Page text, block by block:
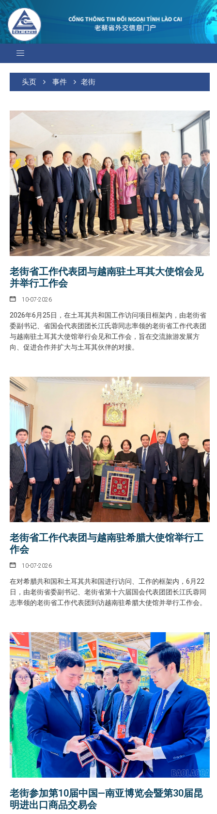
头页 事件 老街
老街省工作代表团与越南驻土耳其大使馆会见
并举行工作会
10-07-2026
2026年6月25日，在土耳其共和国工作访问项目框架内，由老街省
委副书记、省国会代表团团长江氏蓉同志率领的老街省工作代表团
与越南驻土耳其大使馆举行会见和工作会，旨在交流旅游发展方
向、促进合作并扩大与土耳其伙伴的对接。
老街省工作代表团与越南驻希腊大使馆举行工
作会
10-07-2026
在对希腊共和国和土耳其共和国进行访问、工作的框架内，6月22
日，由老街省委副书记、老街省第十六届国会代表团团长江氏蓉同
志率领的老街省工作代表团到访越南驻希腊大使馆并举行工作会。
老街参加第10届中国—南亚博览会暨第30届昆
明进出口商品交易会